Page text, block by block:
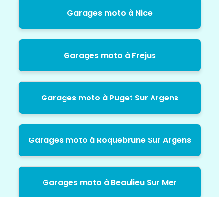
Garages moto à Nice
Garages moto à Frejus
Garages moto à Puget Sur Argens
Garages moto à Roquebrune Sur Argens
Garages moto à Beaulieu Sur Mer